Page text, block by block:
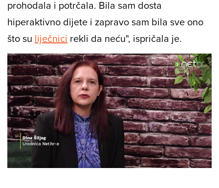
doze lijekova i antibiotika, a kamoli biće od
četiri mjeseca', a ja sam prije vremena
prohodala i potrčala. Bila sam dosta
hiperaktivno dijete i zapravo sam bila sve ono
što suliječnicirekli da neću", ispričala je.